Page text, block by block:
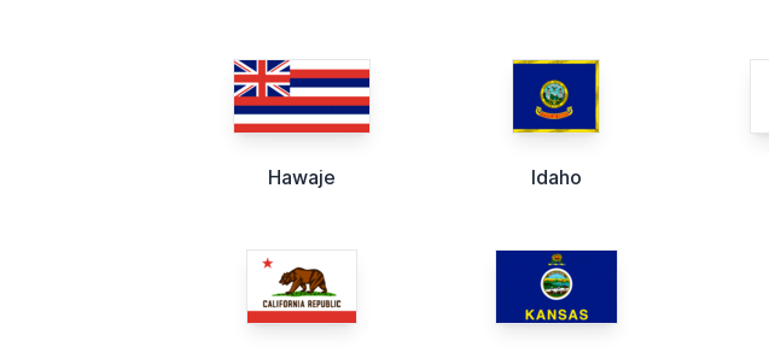
Hawaje Idaho